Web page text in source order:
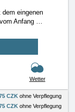
dem eingenen
Anfang …
Wetter
CZK ohne Verpflegung
CZK ohne Verpflegung